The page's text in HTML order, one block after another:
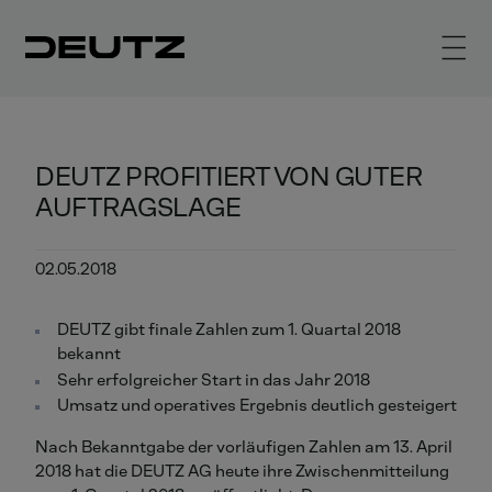
DEUTZ PROFITIERT VON GUTER
AUFTRAGSLAGE
02.05.2018
DEUTZ gibt finale Zahlen zum 1. Quartal 2018
bekannt
Sehr erfolgreicher Start in das Jahr 2018
Umsatz und operatives Ergebnis deutlich gesteigert
Nach Bekanntgabe der vorläufigen Zahlen am 13. April
2018 hat die DEUTZ AG heute ihre Zwischenmitteilung